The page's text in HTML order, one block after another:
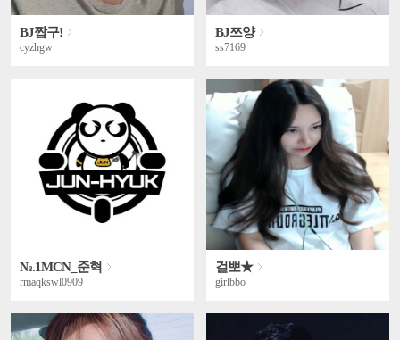
BJ짭구!
cyzhgw
BJ쯔양
ss7169
№.1MCN_준혁
rmaqkswl0909
걸뽀★
girlbbo